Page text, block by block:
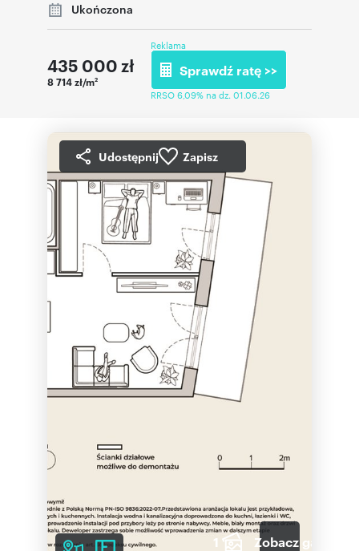
Ukończona
435 000 zł
8 714 zł/m2
Reklama
Sprawdź ratę >>
RRSO 6,09% na dz. 01.06.26
Udostępnij Zapisz
1 Zobacz galerię